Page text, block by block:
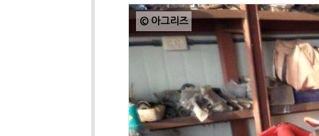
© 아그리즈